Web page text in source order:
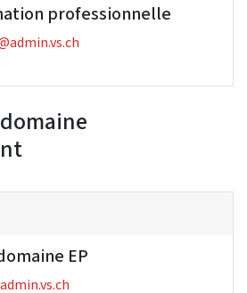
professionnelle
EP